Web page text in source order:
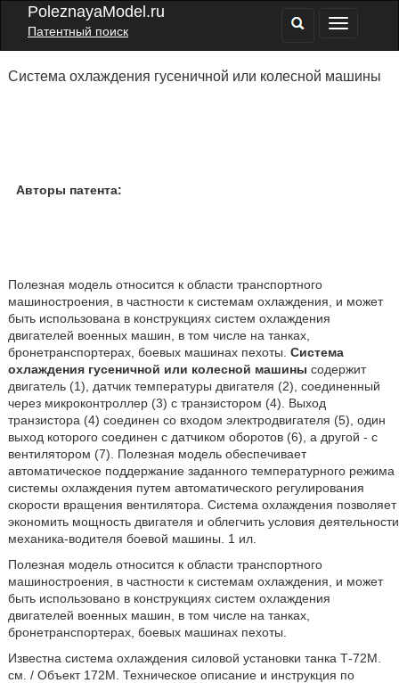
PoleznayaModel.ru
Патентный поиск
Система охлаждения гусеничной или колесной машины
Авторы патента:
Полезная модель относится к области транспортного
машиностроения, в частности к системам охлаждения, и может
быть использована в конструкциях систем охлаждения
двигателей военных машин, в том числе на танках,
бронетранспортерах, боевых машинах пехоты. Система
охлаждения гусеничной или колесной машины содержит
двигатель (1), датчик температуры двигателя (2), соединенный
через микроконтроллер (3) с транзистором (4). Выход
транзистора (4) соединен со входом электродвигателя (5), один
выход которого соединен с датчиком оборотов (6), а другой - с
вентилятором (7). Полезная модель обеспечивает
автоматическое поддержание заданного температурного режима
системы охлаждения путем автоматического регулирования
скорости вращения вентилятора. Система охлаждения позволяет
экономить мощность двигателя и облегчить условия деятельности
механика-водителя боевой машины. 1 ил.
Полезная модель относится к области транспортного
машиностроения, в частности к системам охлаждения, и может
быть использовано в конструкциях систем охлаждения
двигателей военных машин, в том числе на танках,
бронетранспортерах, боевых машинах пехоты.
Известна система охлаждения силовой установки танка Т-72М.
см. / Объект 172М. Техническое описание и инструкция по